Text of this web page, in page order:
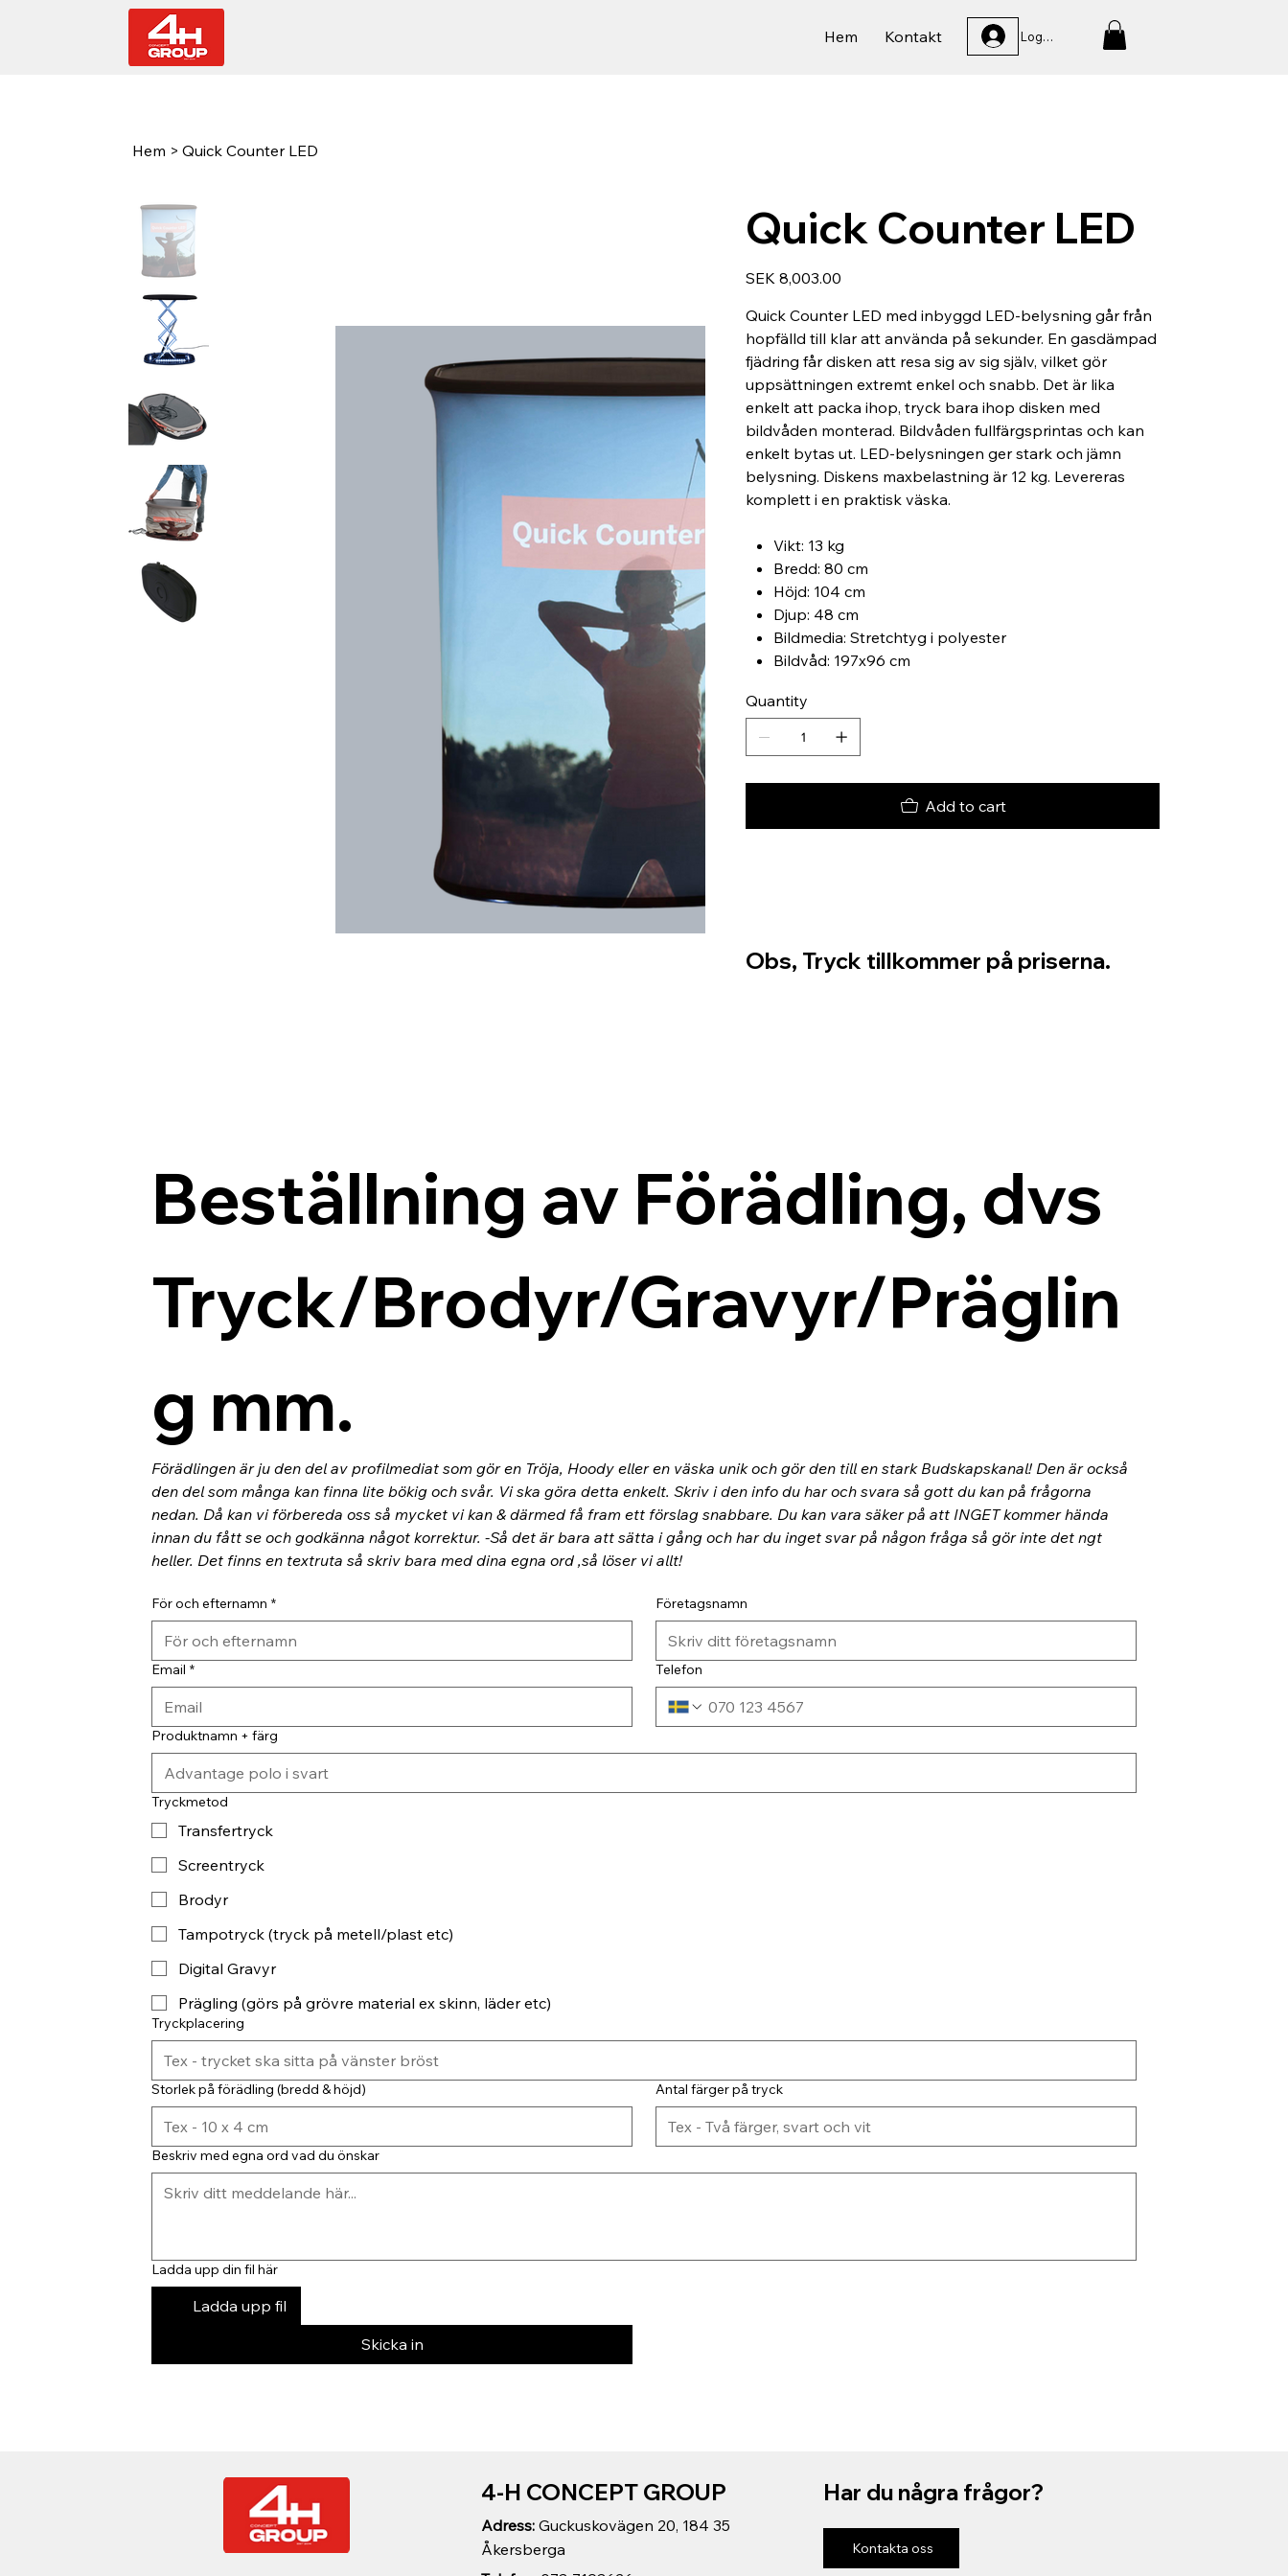
Hem Kontakt Logga In
Hem > Quick Counter LED
Quick Counter LED
Price
SEK 8,003.00
Quick Counter LED med inbyggd LED-belysning går från
hopfälld till klar att använda på sekunder. En gasdämpad
fjädring får disken att resa sig av sig själv, vilket gör
uppsättningen extremt enkel och snabb. Det är lika
enkelt att packa ihop, tryck bara ihop disken med
bildvåden monterad. Bildvåden fullfärgsprintas och kan
enkelt bytas ut. LED-belysningen ger stark och jämn
belysning. Diskens maxbelastning är 12 kg. Levereras
komplett i en praktisk väska.
Vikt: 13 kg
Bredd: 80 cm
Höjd: 104 cm
Djup: 48 cm
Bildmedia: Stretchtyg i polyester
Bildvåd: 197x96 cm
Quantity
Add to cart
Obs, Tryck tillkommer på priserna.
Beställning av Förädling, dvs
Tryck/Brodyr/Gravyr/Präglin
g mm.
Förädlingen är ju den del av profilmediat som gör en Tröja, Hoody eller en väska unik och gör den till en stark Budskapskanal! Den är också
den del som många kan finna lite bökig och svår. Vi ska göra detta enkelt. Skriv i den info du har och svara så gott du kan på frågorna
nedan. Då kan vi förbereda oss så mycket vi kan & därmed få fram ett förslag snabbare. Du kan vara säker på att INGET kommer hända
innan du fått se och godkänna något korrektur. -Så det är bara att sätta i gång och har du inget svar på någon fråga så gör inte det ngt
heller. Det finns en textruta så skriv bara med dina egna ord ,så löser vi allt!
För och efternamn * Företagsnamn
Email * Telefon
Produktnamn + färg
Tryckmetod
Transfertryck
Screentryck
Brodyr
Tampotryck (tryck på metell/plast etc)
Digital Gravyr
Prägling (görs på grövre material ex skinn, läder etc)
Tryckplacering
Storlek på förädling (bredd & höjd) Antal färger på tryck
Beskriv med egna ord vad du önskar
Ladda upp din fil här
Ladda upp fil
Skicka in
Adress: Guckuskovägen 20, 184 35
Åkersberga
4-H CONCEPT GROUP Har du några frågor?
Kontakta oss